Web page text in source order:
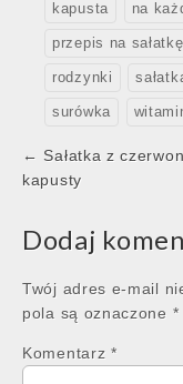
kapusta na
przepis na sałatkę
rodzynki
surówka
Post
navigation
← Sałatka z
kapusty
Dodaj
Twój adres e-mail
pola są oznaczone *
Komentarz *